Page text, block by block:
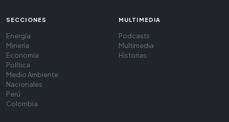
SECCIONES
Energía
Minería
Economía
Política
Medio Ambiente
Nacionales
Perú
Colombia
MULTIMEDIA
Podcasts
Multimedia
Historias